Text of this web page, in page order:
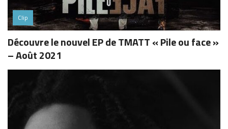
Clip
Découvre le nouvel EP de TMATT « Pile ou face »
– Août 2021